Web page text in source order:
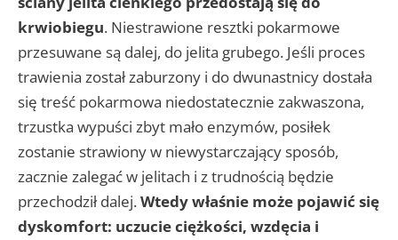
krwiobiegu. Niestrawione resztki pokarmowe
przesuwane są dalej, do jelita grubego. Jeśli proces
trawienia został zaburzony i do dwunastnicy dostała
się treść pokarmowa niedostatecznie zakwaszona,
trzustka wypuści zbyt mało enzymów, posiłek
zostanie strawiony w niewystarczający sposób,
zacznie zalegać w jelitach i z trudnością będzie
przechodził dalej.Wtedy właśnie może pojawić się
dyskomfort: uczucie ciężkości, wzdęcia i